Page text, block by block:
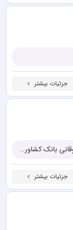
جزئیات بیشتر
تهران، پيروزی، بين خيابان نبرد و پرستار، طبقه فوقانی بانک كشاورزی، پلاک 310
جزئیات بیشتر